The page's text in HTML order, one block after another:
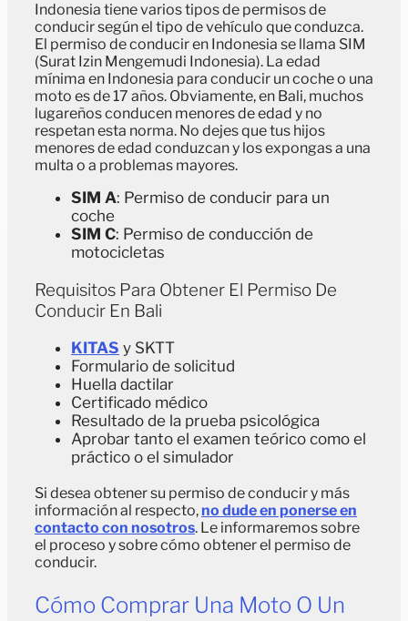
Indonesia tiene varios tipos de permisos de
conducir según el tipo de vehículo que conduzca.
El permiso de conducir en Indonesia se llama SIM
(Surat Izin Mengemudi Indonesia). La edad
mínima en Indonesia para conducir un coche o una
moto es de 17 años. Obviamente, en Bali, muchos
lugareños conducen menores de edad y no
respetan esta norma. No dejes que tus hijos
menores de edad conduzcan y los expongas a una
multa o a problemas mayores.
SIM A: Permiso de conducir para un
coche
SIM C: Permiso de conducción de
motocicletas
Requisitos Para Obtener El Permiso De
Conducir En Bali
KITAS y SKTT
Formulario de solicitud
Huella dactilar
Certificado médico
Resultado de la prueba psicológica
Aprobar tanto el examen teórico como el
práctico o el simulador
Si desea obtener su permiso de conducir y más
información al respecto, no dude en ponerse en
contacto con nosotros. Le informaremos sobre
el proceso y sobre cómo obtener el permiso de
conducir.
Cómo Comprar Una Moto O Un